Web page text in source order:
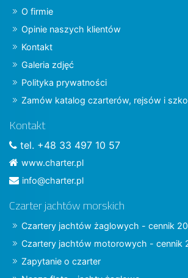
O firmie
Opinie naszych klientów
Kontakt
Galeria zdjęć
Polityka prywatności
Zamów katalog czarterów, rejsów i
Kontakt
tel. +48 33 497 10 57
www.charter.pl
info@charter.pl
Czarter jachtów morskich
Czartery jachtów żaglowych - cennik
Czartery jachtów motorowych - cennik
Zapytanie o czarter